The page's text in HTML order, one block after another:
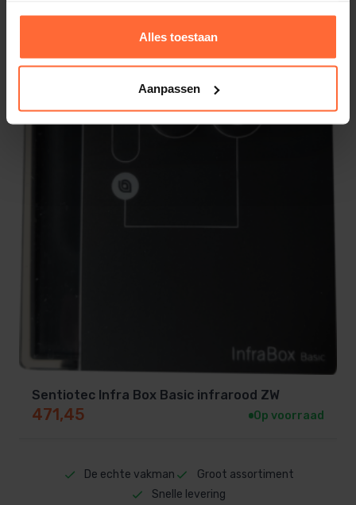
Alles toestaan
Aanpassen
Sentiotec Infra Box Basic infrarood ZW
471,45 Op voorraad
De echte vakman
Groot assortiment
Snelle levering